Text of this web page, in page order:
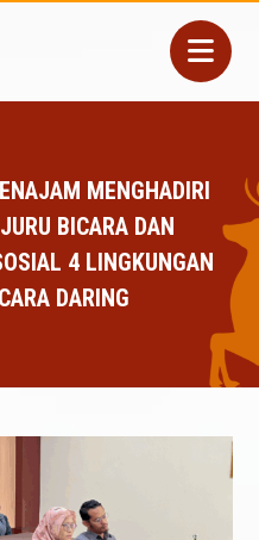
MENGHADIRI
BICARA DAN
4 LINGKUNGAN
DARING